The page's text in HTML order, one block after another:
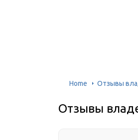
Home Отзывы
Отзывы